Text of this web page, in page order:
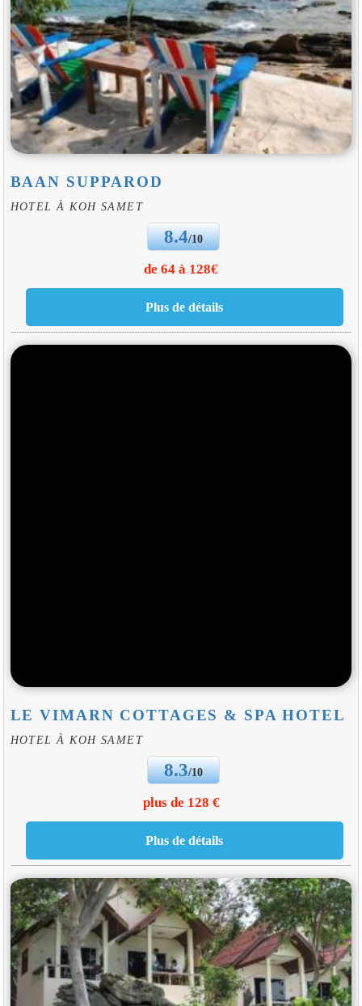
BAAN SUPPAROD
HOTEL À KOH SAMET
8.4/10
de 64 à 128€
LE VIMARN COTTAGES & SPA HOTEL
HOTEL À KOH SAMET
8.3/10
plus de 128 €